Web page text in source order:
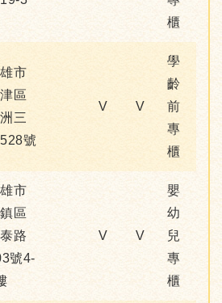
櫃
市
區
三
號
V V
學
齡
前
專
櫃
市
區
路
號4-
V V
嬰
幼
兒
專
櫃